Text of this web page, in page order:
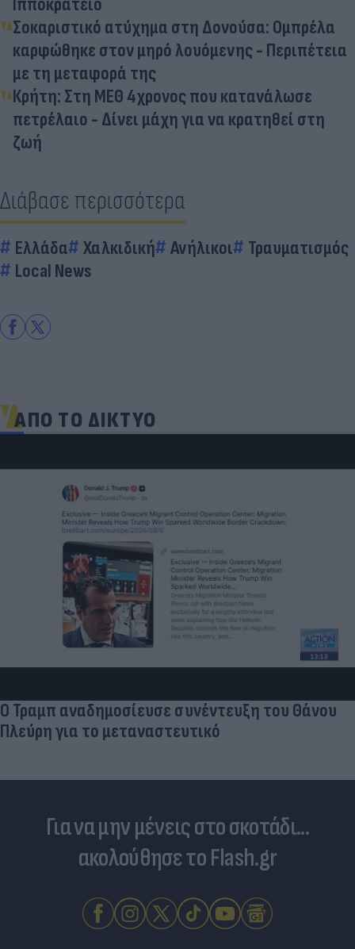
Σοκαριστικό ατύχημα στη Δονούσα: Ομπρέλα
καρφώθηκε στον μηρό λουόμενης - Περιπέτεια
με τη μεταφορά της
Κρήτη: Στη ΜΕΘ 4χρονος που κατανάλωσε
πετρέλαιο - Δίνει μάχη για να κρατηθεί στη
ζωή
Διάβασε περισσότερα
Ελλάδα Χαλκιδική Ανήλικοι
Τραυματισμός
Local News
ΑΠΟ ΤΟ ΔΙΚΤΥΟ
του Θάνου
Και οι μαϊμούδες έχουν
επιστήμονες ρίχνουν φως
διαφορετικών ειδών
Για να μην μένεις στο σκοτάδι...
ακολούθησε το Flash.gr